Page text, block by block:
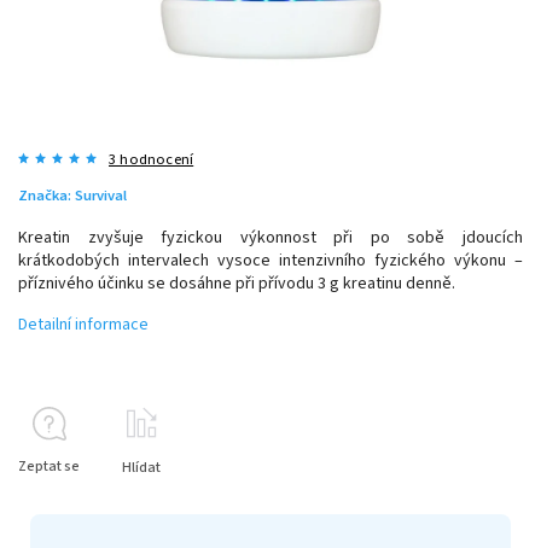
3 hodnocení
Značka: Survival
Kreatin zvyšuje fyzickou výkonnost při po sobě jdoucích
krátkodobých intervalech vysoce intenzivního fyzického výkonu –
příznivého účinku se dosáhne při přívodu 3 g kreatinu denně.
Detailní informace
Zeptat se Hlídat